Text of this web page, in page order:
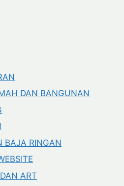
DAN BANGUNAN
BAJA RINGAN
ART